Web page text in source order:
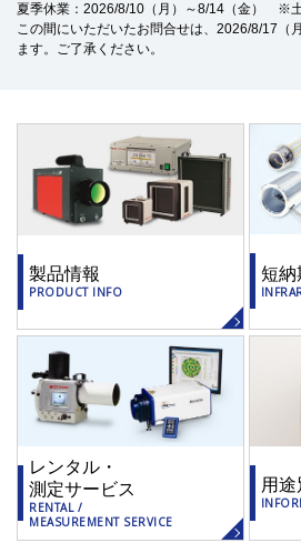
夏季休業：2026/8/10（月）～8/14（金） ※土
この間にいただいたお問合せは、2026/8/17（
ます。ご了承ください。
製品情報
PRODUCT INFO
短納
レンタル・
測定サービス
RENTAL /
MEASUREMENT SERVICE
用